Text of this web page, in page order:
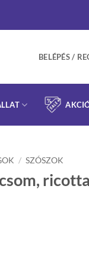
BELÉPÉS /
/ SZÓSZOK